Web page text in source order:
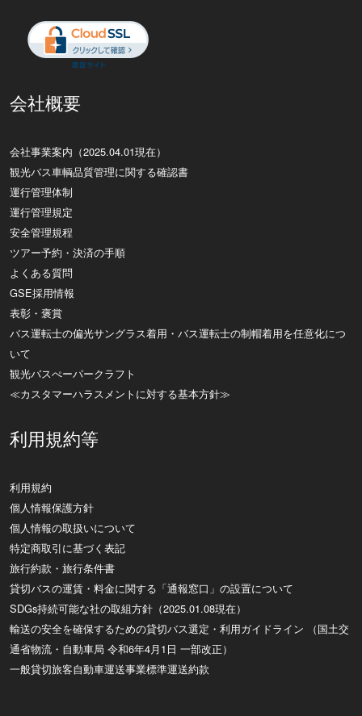
会社概要
会社事業案内（2025.04.01現在）
観光バス車輌品質管理に関する確認書
運行管理体制
運行管理規定
安全管理規程
ツアー予約・決済の手順
よくある質問
GSE採用情報
表彰・褒賞
バス運転士の偏光サングラス着用・バス運転士の制帽着用を任意化につ
いて
観光バスぺーパークラフト
≪カスタマーハラスメントに対する基本方針≫
利用規約等
利用規約
個人情報保護方針
個人情報の取扱いについて
特定商取引に基づく表記
旅行約款・旅行条件書
貸切バスの運賃・料金に関する「通報窓口」の設置について
SDGs持続可能な社の取組方針（2025.01.08現在）
輸送の安全を確保するための貸切バス選定・利用ガイドライン （国土交
通省物流・自動車局 令和6年4月1日 一部改正）
一般貸切旅客自動車運送事業標準運送約款